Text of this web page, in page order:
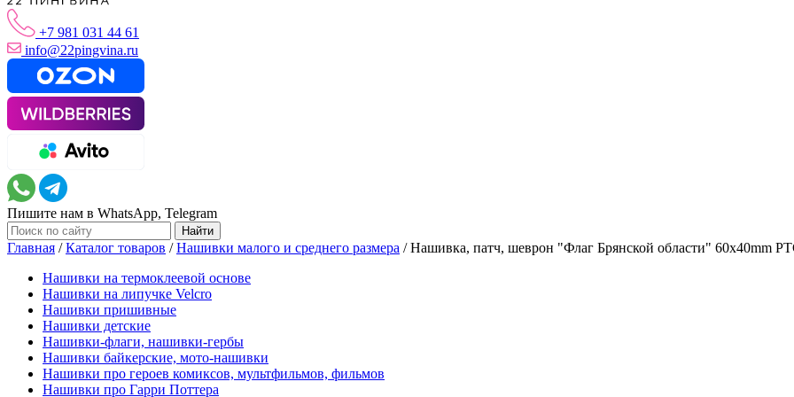
+7 981 031 44 61
info@22pingvina.ru
Пишите нам в WhatsApp, Telegram
Главная /Каталог товаров /Нашивки малого и среднего размера /Нашивка, патч, шеврон "Флаг Брянской области" 60x40mm
Нашивки на термоклеевой основе
Нашивки на липучке Velcro
Нашивки пришивные
Нашивки детские
Нашивки-флаги, нашивки-гербы
Нашивки байкерские, мото-нашивки
Нашивки про героев комиксов, мультфильмов, фильмов
Нашивки про Гарри Поттера